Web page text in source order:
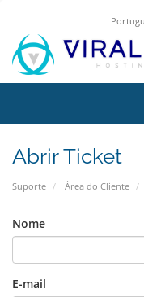
Abrir Ticket
Suporte Área do Cliente
Nome
E-mail